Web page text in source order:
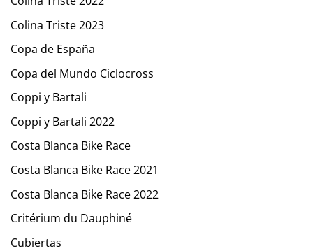
Colina Triste 2023
Copa de España
Copa del Mundo Ciclocross
Coppi y Bartali
Coppi y Bartali 2022
Costa Blanca Bike Race
Costa Blanca Bike Race 2021
Costa Blanca Bike Race 2022
Critérium du Dauphiné
Cubiertas